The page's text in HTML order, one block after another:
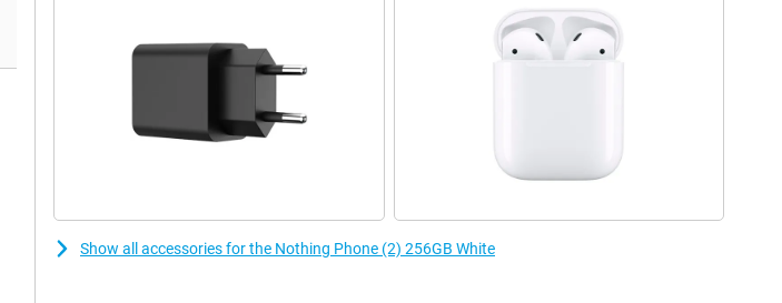
Show all accessories for the Nothing Phone (2) 256GB White